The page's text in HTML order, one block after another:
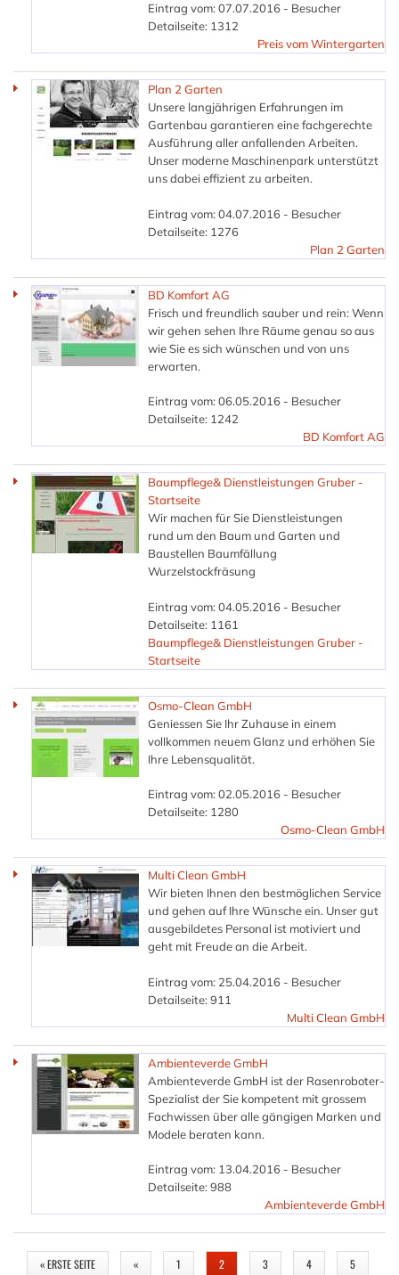
Eintrag vom: 07.07.2016 - Besucher
Detailseite: 1312
Preis vom Wintergarten
Plan 2 Garten
Unsere langjährigen Erfahrungen im
Gartenbau garantieren eine fachgerechte
Ausführung aller anfallenden Arbeiten.
Unser moderne Maschinenpark unterstützt
uns dabei effizient zu arbeiten.
Eintrag vom: 04.07.2016 - Besucher
Detailseite: 1276
Plan 2 Garten
BD Komfort AG
Frisch und freundlich sauber und rein: Wenn
wir gehen sehen Ihre Räume genau so aus
wie Sie es sich wünschen und von uns
erwarten.
Eintrag vom: 06.05.2016 - Besucher
Detailseite: 1242
BD Komfort AG
Baumpflege& Dienstleistungen Gruber -
Startseite
Wir machen für Sie Dienstleistungen
rund um den Baum und Garten und
Baustellen Baumfällung
Wurzelstockfräsung
Eintrag vom: 04.05.2016 - Besucher
Detailseite: 1161
Baumpflege& Dienstleistungen Gruber -
Startseite
Osmo-Clean GmbH
Geniessen Sie Ihr Zuhause in einem
vollkommen neuem Glanz und erhöhen Sie
Ihre Lebensqualität.
Eintrag vom: 02.05.2016 - Besucher
Detailseite: 1280
Osmo-Clean GmbH
Multi Clean GmbH
Wir bieten Ihnen den bestmöglichen Service
und gehen auf Ihre Wünsche ein. Unser gut
ausgebildetes Personal ist motiviert und
geht mit Freude an die Arbeit.
Eintrag vom: 25.04.2016 - Besucher
Detailseite: 911
Multi Clean GmbH
Ambienteverde GmbH
Ambienteverde GmbH ist der Rasenroboter-
Spezialist der Sie kompetent mit grossem
Fachwissen über alle gängigen Marken und
Modele beraten kann.
Eintrag vom: 13.04.2016 - Besucher
Detailseite: 988
Ambienteverde GmbH
SEITEN
« ERSTE SEITE « 1 2 3 4 5